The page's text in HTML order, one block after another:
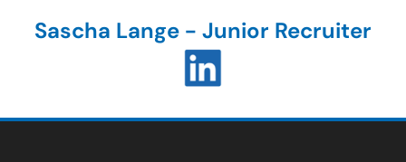
Sascha Lange - Junior Recruiter